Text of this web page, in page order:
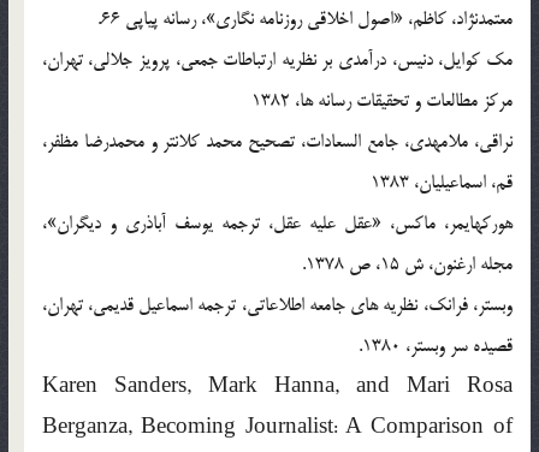
معتمدنژاد، کاظم، «اصول اخلاقي روزنامه نگاري»، رسانه پياپي 66.
مک کوايل، دنيس، درآمدي بر نظريه ارتباطات جمعي، پرويز جلالي، تهران،
مرکز مطالعات و تحقيقات رسانه ها، 1382
نراقي، ملامهدي، جامع السعادات، تصحيح محمد کلانتر و محمدرضا مظفر،
قم، اسماعيليان، 1383
هورکهايمر، ماکس، «عقل عليه عقل، ترجمه يوسف آباذري و ديگران»،
مجله ارغنون، ش 15، ص 1378.
وبستر، فرانک، نظريه هاي جامعه اطلاعاتي، ترجمه اسماعيل قديمي، تهران،
قصيده سر وبستر، 1380.
Karen Sanders, Mark Hanna, and Mari Rosa
Berganza, Becoming Journalist: A Comparison of